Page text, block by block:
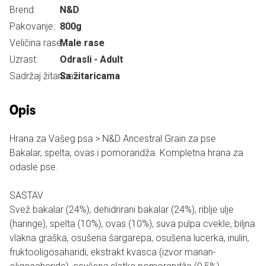
Brend:
N&D
Pakovanje: 800g
Veličina rase:Male rase
Uzrast:
Odrasli - Adult
Sadržaj žitarica:Sa žitaricama
Opis
Hrana za Vašeg psa > N&D Ancestral Grain za pse
Bakalar, spelta, ovas i pomorandža. Kompletna hrana za
odasle pse.
SASTAV
Svež bakalar (24%), dehidrirani bakalar (24%), riblje ulje
(haringe), spelta (10%), ovas (10%), suva pulpa cvekle, biljna
vlakna graška, osušena šargarepa, osušena lucerka, inulin,
fruktooligosaharidi, ekstrakt kvasca (izvor manan-